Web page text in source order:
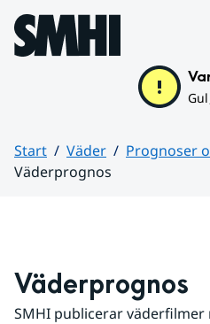
Hoppa till sidans innehåll
Start Väder
Prognoser
Väderprognos
Väderprognos
SMHI publicerar väderfilmer